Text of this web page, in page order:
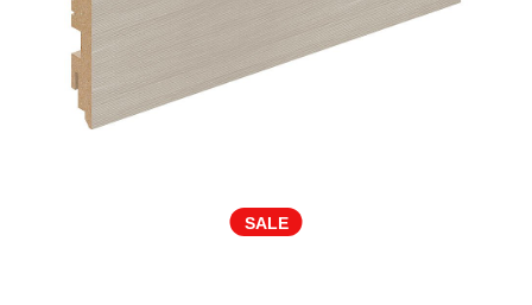
SALE